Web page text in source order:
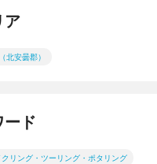
ア
北安曇郡）
ド
リング・ツーリング・ポタリング